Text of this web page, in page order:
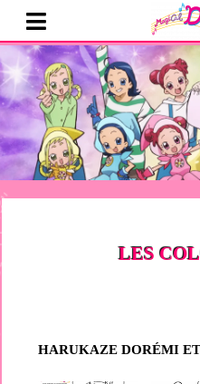
LES
HARUKAZE DORÉMI